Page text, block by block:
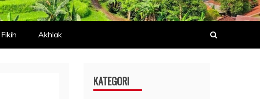
Fikih Akhlak
KATEGORI